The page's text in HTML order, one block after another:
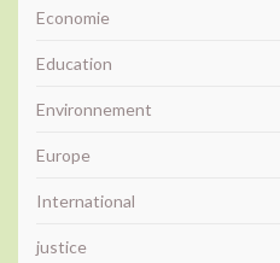
Economie
Education
Environnement
Europe
International
justice